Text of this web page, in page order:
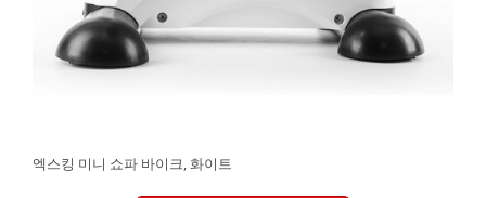
엑스킹 미니 쇼파 바이크, 화이트